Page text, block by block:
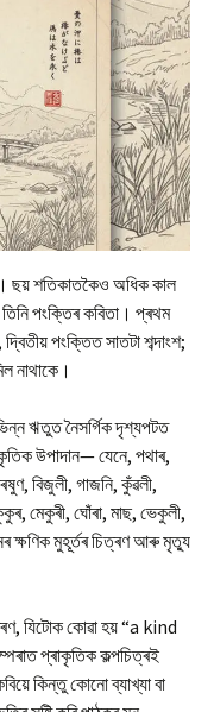
ছয় শতিকাতকৈও অধিক কাল
পংক্তিৰ কবিতা। প্ৰথম
পংক্তিত সাতটা শব্দাংশ;
নাথাকে।
ঋতুত নৈসৰ্গিক দৃশ্যপটত
উপাদান— যেনে, পথাৰ,
বিজুলী, গাজনি, কুঁৱলী,
মেকুৰী, ঘোঁৰা, মাছ, ভেকুলী,
ক্ষণিক মুহূৰ্তৰ চিত্ৰণ আৰু মৃত্যু
যিটোক কোৱা হয় “a kind
প্ৰাকৃতিক কল্পচিত্ৰই
কিন্তু কোনো ব্যাখ্যা বা